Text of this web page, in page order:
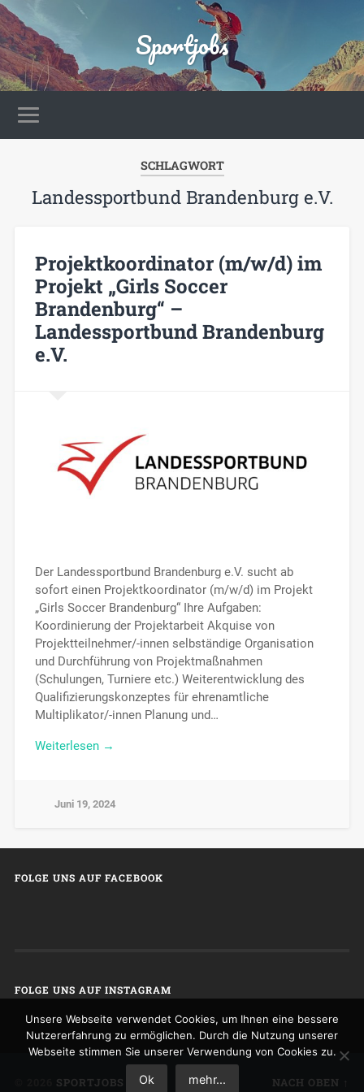
Sportjobs
SCHLAGWORT
Landessportbund Brandenburg e.V.
Projektkoordinator (m/w/d) im
Projekt „Girls Soccer
Brandenburg“ –
Landessportbund Brandenburg
e.V.
Der Landessportbund Brandenburg e.V. sucht ab
sofort einen Projektkoordinator (m/w/d) im Projekt
„Girls Soccer Brandenburg“ Ihre Aufgaben:
Koordinierung der Projektarbeit Akquise von
Projektteilnehmer/-innen selbständige Organisation
und Durchführung von Projektmaßnahmen
(Schulungen, Turniere etc.) Weiterentwicklung des
Qualifizierungskonzeptes für ehrenamtliche
Multiplikator/-innen Planung und…
Weiterlesen →
Juni 19, 2024
FOLGE UNS AUF FACEBOOK
FOLGE UNS AUF INSTAGRAM
SPORTJOBS NACH OBEN ↑
Unsere Webseite verwendet Cookies, um Ihnen eine bessere
Nutzererfahrung zu ermöglichen. Durch die Nutzung unserer
Webseite stimmen Sie unserer Verwendung von Cookies zu.
Ok mehr...